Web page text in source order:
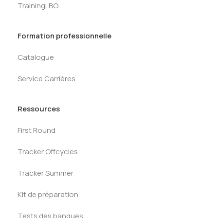
TrainingLBO
Formation professionnelle
Catalogue
Service Carrières
Ressources
First Round
Tracker Offcycles
Tracker Summer
Kit de préparation
Tests des banques